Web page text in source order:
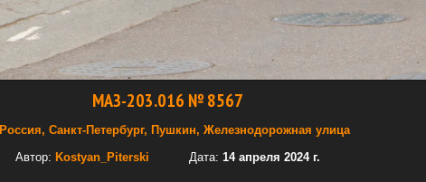
МАЗ-203.016 № 8567
Россия, Санкт-Петербург, Пушкин, Железнодорожная улица
Автор: Kostyan_Piterski Дата: 14 апреля 2024 г.